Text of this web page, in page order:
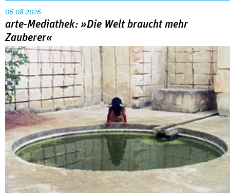
06.08.2026
arte-Mediathek: »Die Welt braucht mehr
Zauberer«